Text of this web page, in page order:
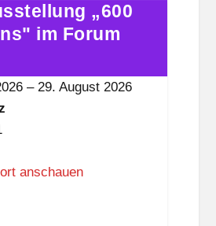
„600
im Forum
–29. August 2026
anschauen